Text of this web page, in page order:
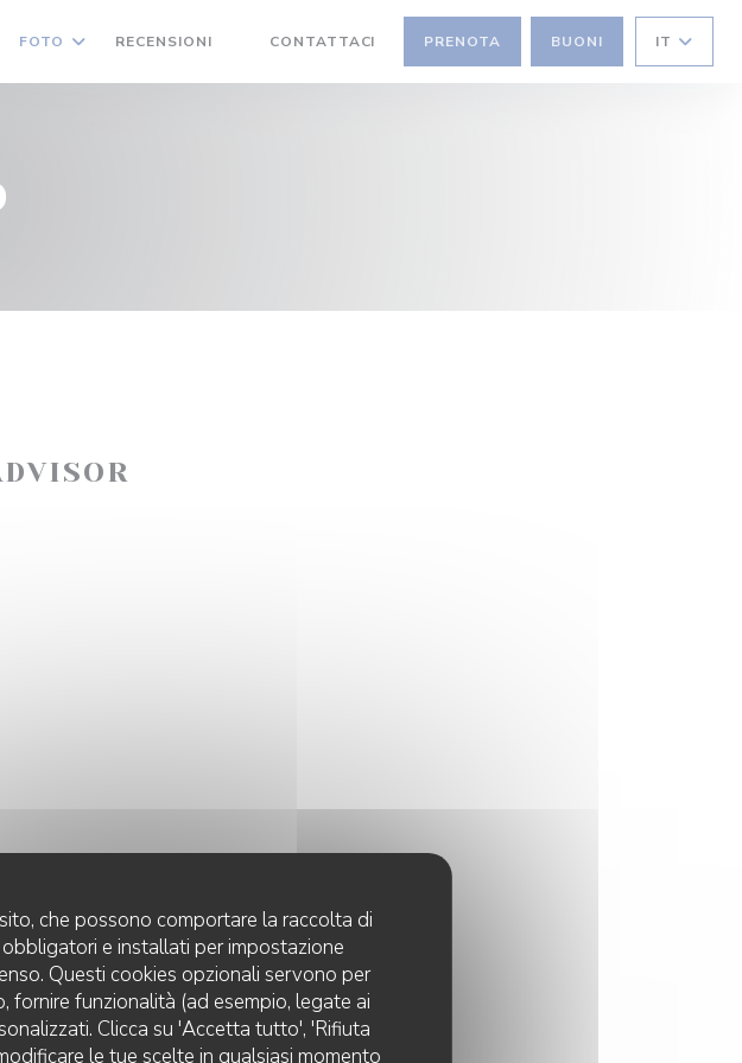
che possono comportare la raccolta di
e installati per impostazione
Questi cookies opzionali servono per
fornire funzionalità (ad esempio, legate ai
Clicca su 'Accetta tutto', 'Rifiuta
le tue scelte in qualsiasi momento
FOTO RECENSIONI CONTATTACI PRENOTA BUONI IT